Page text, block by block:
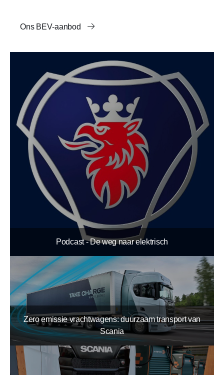
Ons BEV-aanbod
Podcast - De weg naar elektrisch
Zero emissie vrachtwagens: duurzaam transport van
Scania